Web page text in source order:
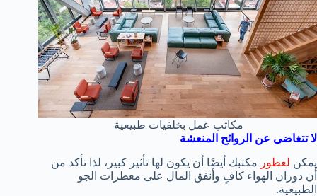
مكاتب عمل بخلفيات طبيعية
لا تتغاضى عن الروائح المنعشة
يمكن لعطور مكتبك أيضًا أن يكون لها تأثير كبير، لذا تأكد من
أن دوران الهواء كافٍ وأنفق المال على معطرات الجو
الطبيعية.